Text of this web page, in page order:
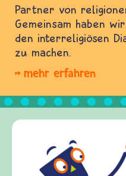
Partner von
Gemeinsam haben
den interreligiösen
zu machen.
mehr erfahren
Frieden Fragen